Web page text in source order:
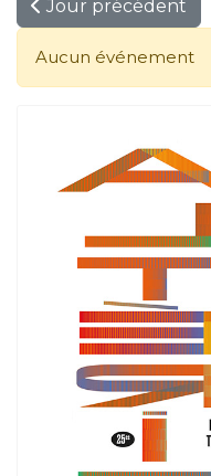
Jour précédent
Aucun événement